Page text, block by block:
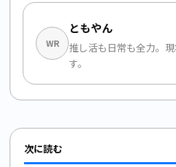
WR
ともやん
推し活も日常も全力。
す。
次に読む